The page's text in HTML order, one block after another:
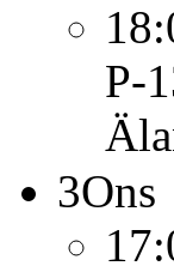
P-
3Ons